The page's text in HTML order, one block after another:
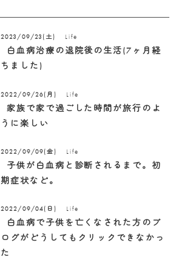
2023/09/23(土) Life
白血病治療の退院後の生活(7ヶ月経
ちました)
2022/09/26(月) Life
家族で家で過ごした時間が旅行のよ
うに楽しい
2022/09/09(金) Life
子供が白血病と診断されるまで。初
期症状など。
2022/09/04(日) Life
白血病で子供を亡くなされた方のブ
ログがどうしてもクリックできなかっ
た